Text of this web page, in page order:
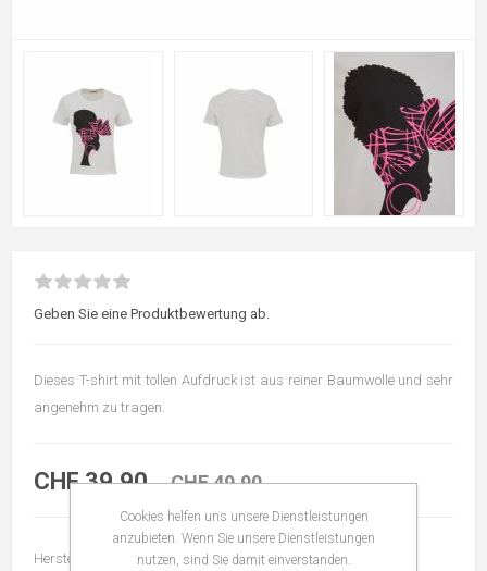
Geben Sie eine Produktbewertung ab.
Dieses T-shirt mit tollen Aufdruck ist aus reiner Baumwolle und sehr
angenehm zu tragen.
CHF 39,90 CHF 49,90
Hersteller:
Cookies helfen uns unsere Dienstleistungen
anzubieten. Wenn Sie unsere Dienstleistungen
nutzen, sind Sie damit einverstanden.